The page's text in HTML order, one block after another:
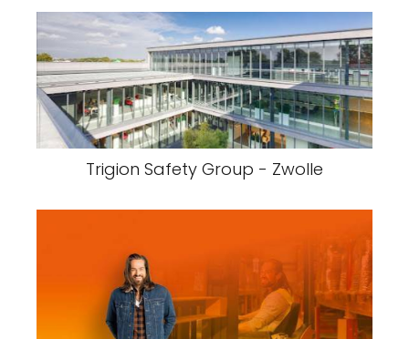
Trigion Safety Group - Zwolle